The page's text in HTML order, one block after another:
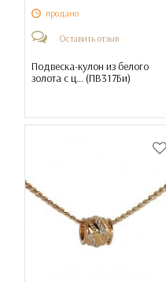
продано
Оставить отзыв
Подвеска-кулон из белого
золота с ц... (ПВ317Би)